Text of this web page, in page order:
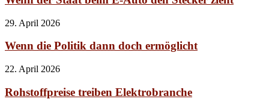
29. April 2026
Wenn die Politik dann doch ermöglicht
22. April 2026
Rohstoffpreise treiben Elektrobranche